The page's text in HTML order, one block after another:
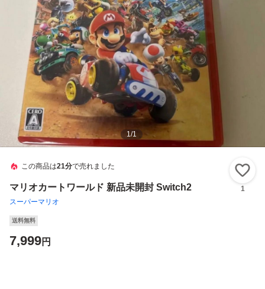
1/1
この商品は21分で売れました
マリオカートワールド 新品未開封 Switch2
スーパーマリオ
1
送料無料
7,999円